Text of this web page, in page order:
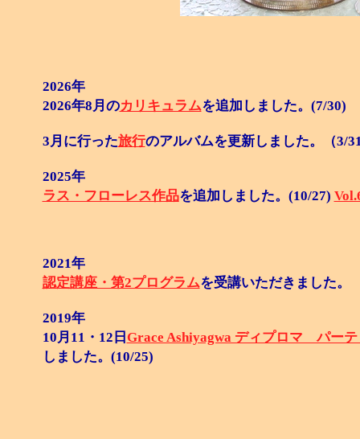
2026年
2026年8月のカリキュラムを追加しました。(7/30)
3月に行った旅行のアルバムを更新しました。（3/
2025年
ラス・フローレス作品を追加しました。(10/27)
2021年
認定講座・第2プログラムを受講いただきました。
2019年
10月11・12日 Grace Ashiyagwa ディプロマ パーテ
しました。(10/25)